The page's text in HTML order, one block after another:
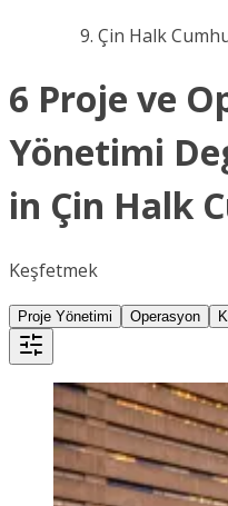
Çin Halk
6 Proje ve
Yönetimi
in Çin Halk
Keşfetmek
Proje Yönetimi Operasyon